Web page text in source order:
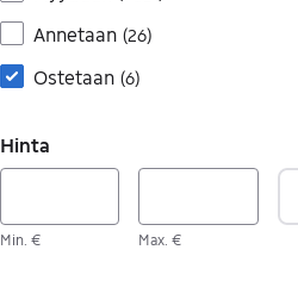
Annetaan (26)
Ostetaan (6)
Hinta
Min. € Max. €